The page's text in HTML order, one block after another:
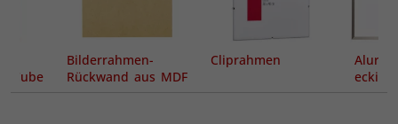
Cube
Bilderrahmen-
Rückwand aus MDF
Cliprahmen
eckig